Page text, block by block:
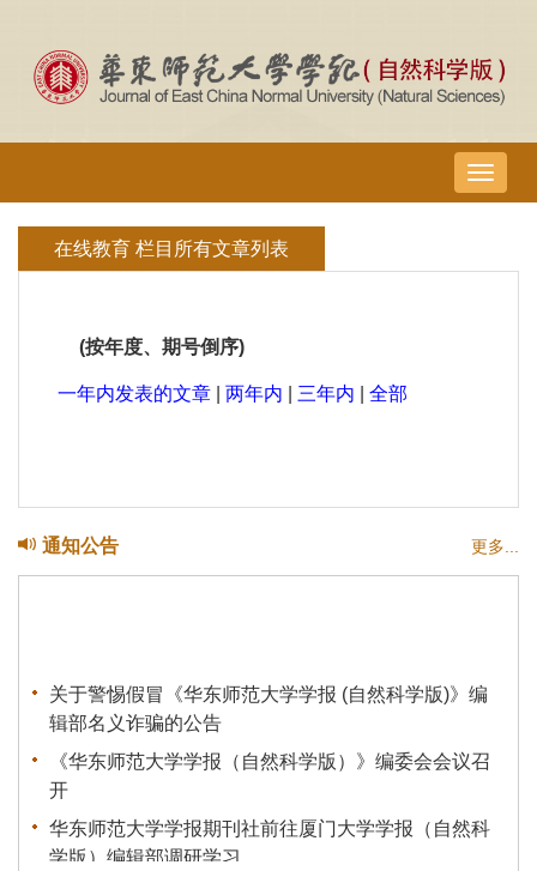
导
航
在线教育 栏目所有文章列表
(按年度、期号倒序)
一年内发表的文章 两年内 三年内 全部
通知公告 更多...
关于警惕假冒《华东师范大学学报 (自然科学版)》编
辑部名义诈骗的公告
《华东师范大学学报（自然科学版）》编委会会议召
开
华东师范大学学报期刊社前往厦门大学学报（自然科
学版）编辑部调研学习